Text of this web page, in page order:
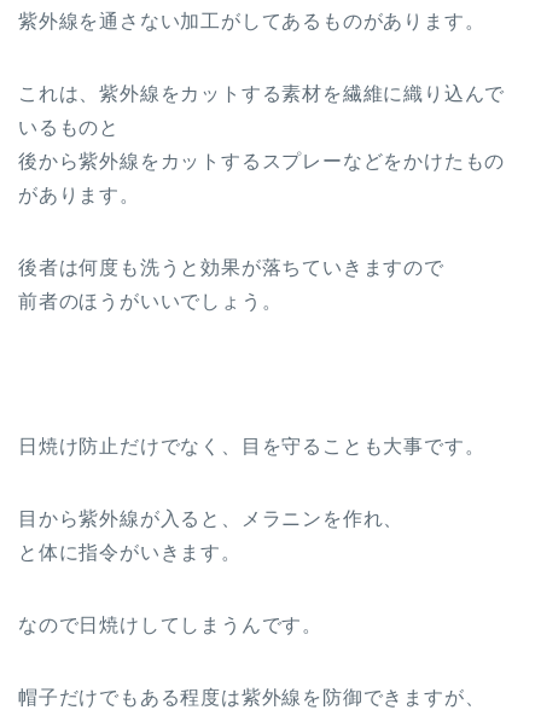
紫外線を通さない加工がしてあるものがあります。
これは、紫外線をカットする素材を繊維に織り込んで
いるものと
後から紫外線をカットするスプレーなどをかけたもの
があります。
後者は何度も洗うと効果が落ちていきますので
前者のほうがいいでしょう。
日焼け防止だけでなく、目を守ることも大事です。
目から紫外線が入ると、メラニンを作れ、
と体に指令がいきます。
なので日焼けしてしまうんです。
帽子だけでもある程度は紫外線を防御できますが、